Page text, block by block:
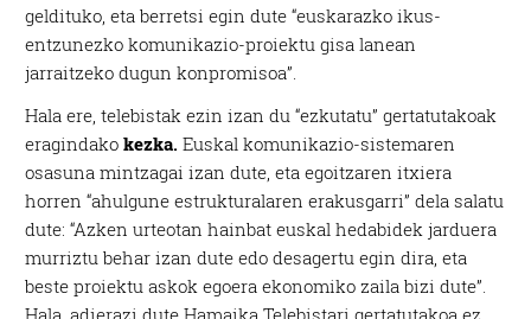
geldituko, eta berretsi egin dute “euskarazko ikus-
entzunezko komunikazio-proiektu gisa lanean
jarraitzeko dugun konpromisoa”.
Hala ere, telebistak ezin izan du “ezkutatu” gertatutakoak
eragindakokezka. Euskal komunikazio-sistemaren
osasuna mintzagai izan dute, eta egoitzaren itxiera
horren “ahulgune estrukturalaren erakusgarri” dela salatu
dute: “Azken urteotan hainbat euskal hedabidek jarduera
murriztu behar izan dute edo desagertu egin dira, eta
beste proiektu askok egoera ekonomiko zaila bizi dute”.
Hala, adierazi dute Hamaika Telebistari gertatutakoa ez